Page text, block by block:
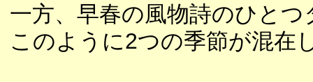
一方、早春の風物詩のひと
このように2つの季節が混在